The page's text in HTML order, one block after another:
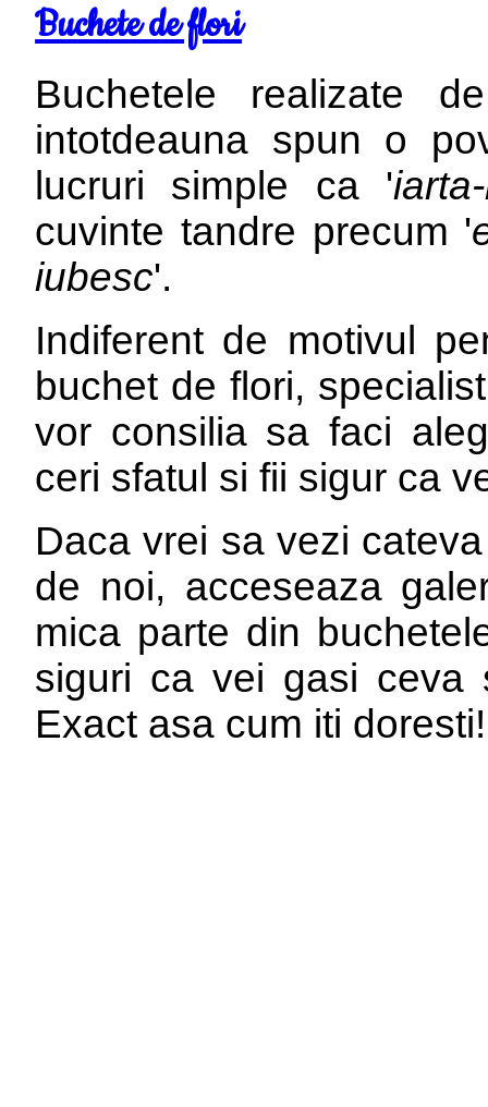
Buchete de flori
Buchetele realizate
intotdeauna spun o
lucruri simple ca '
cuvinte tandre precum '
iubesc'.
Indiferent de motivul
buchet de flori,
vor consilia sa faci
ceri sfatul si fii sigur ca
Daca vrei sa vezi
de noi, acceseaza
mica parte din
siguri ca vei gasi ceva
Exact asa cum iti